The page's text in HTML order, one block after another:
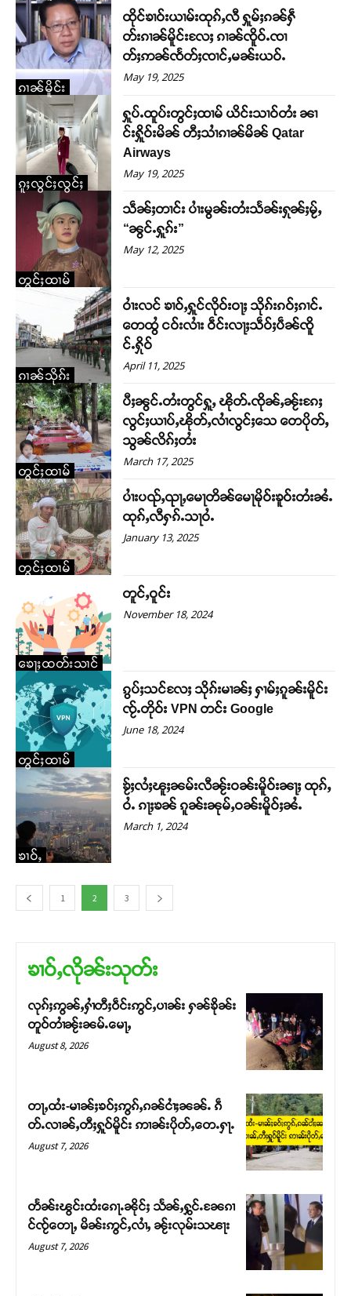
Support SHAN
တႃႇႁႂ်ႈသဵင်ၵၢင်ၸႂ်ၵူၼ်းမိူင်း ၵူႈတီႈၵူႈလႅၼ်ပေႃးတေၸွ
တ်ႇ တူဝ်ႈလုမ်ႈၾႃႉၼၼ်ႉ ၶဝ်ႈႁူမ်ႈၵမ်ႉထႅမ် ၸုမ်းၶၢ
ဝ်ႇၽူႈတွႆႇႁွၵ်ႈ လႆႈယူႇၶႃႈဢေႃႈ။
ၵၢၼ်မိူင်း
ထိုင်ၶၢဝ်းယၢမ်းထုၵ်ႇလီ ႁူမ်ႈၵၼ်ႁဵ
တ်းၵၢၼ်မိူင်းလႄႈ ၵၢၼ်ၸိူဝ်ႉၸၢ
တ်ႈဢၼ်ၸႅတ်ႈၸၢင်ႇမၼ်းယဝ်ႉ
May 19, 2025
ၵူႈလွင်ႈလွင်ႈ
ႁူပ်ႉထူပ်းတွင်ႈထၢမ် ယိင်းသၢဝ်တႆး ၼၢ
င်းႁိူဝ်းမိၼ် တီႈသၢႆၵၢၼ်မိၼ် Qatar
Airways
May 19, 2025
တွင်ႈထၢမ်
သဵၼ်ႈတၢင်း ပၢႆးမွၼ်းတႆးသႅၼ်းႁုၼ်ႈမႂ်ႇ
“ၼွင်ႉႁူၵ်း”
May 12, 2025
ၵၢၼ်သိုၵ်း
ဝၢႆးလင် ၶၢဝ်ႇႁူင်လိုဝ်းဝႃႈ သိုၵ်းၵဝ်ႈၵၢင်ႉ
တေထွႆ ငဝ်းလၢႆး ဝဵင်းလႃႈသဵဝ်ႈပဵၼ်ၸိူ
င်ႉႁိုဝ်
April 11, 2025
တွင်ႈထၢမ်
ပီႈၼွင်ႉတႆးတွင်ႁူႇ ၽိုတ်ႉၸိုၼ်ႇၼႂ်းၵႄႈ
လွင်ႈယၢပ်ႇၽိုတ်ႇလၢႆလွင်ႈသေ တေပိုတ်ႇ
သွၼ်လိၵ်ႈတႆး
March 17, 2025
တွင်ႈထၢမ်
ပၢႆးပၺ်ႇၺႃႇမေႃတိၼ်မေႃမိုဝ်းၶူဝ်းတႆးၼႆႉ
ထုၵ်ႇလီႁၵ်ႉသႃဝႆႉ
January 13, 2025
ၶေႃႈထတ်းသၢင်
တူင်ႇဝူင်း
November 18, 2024
တွင်ႈထၢမ်
ၵွပ်ႈသင်လႄႈ သိုၵ်းမၢၼ်ႈ ႁၢမ်ႈၵူၼ်းမိူင်း
ၸႂ်ႉတိုဝ်း VPN တင်း Google
June 18, 2024
ၶၢဝ်ႇ
ၶႂ်ႈလႆႈၽူႈၼမ်းလီၼႂ်းဝၼ်းမိူဝ်းၼႃႈ ထုၵ်ႇ
ဝႆႉ ၵႃႈၶၼ် ၵူၼ်းၼုမ်ႇဝၼ်းမိူဝ်ႈၼႆႉ
March 1, 2024
1 2 3
ၶၢဝ်ႇလိုၼ်းသုတ်း
လုၵ်ႈဢွၼ်ႇႁၢႆတီႈဝဵင်းဢွင်ႇပၢၼ်း ႁၼ်ၶိုၼ်း
တူဝ်တၢႆၼႂ်းၼမ်ႉမေႃႇ
August 8, 2026
တႃႇထႆး-မၢၼ်ႈၶဝ်ႈဢွၵ်ႇၵၼ်ငၢႆႈၼၼ်ႉ ၵဵ
တ်ႉလၢၼ်ႇတီႈႁူဝ်မိူင်း ဢၢၼ်းပိုတ်ႇတေႉႁႃႉ
August 7, 2026
တႅၼ်းၽွင်းထႆးၵေႃႉၼိုင်ႈ သႅၼ်ႇႁွင်ႉၼႄၵၢ
င်ၸႂ်တေႃႇ မိၼ်းဢွင်ႇလၢႆႇ ၼႂ်းလုမ်းသၽႃး
August 7, 2026